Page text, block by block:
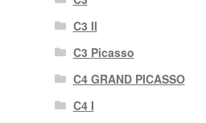
C3 II
C3 Picasso
C4 GRAND PICASSO
C4 I